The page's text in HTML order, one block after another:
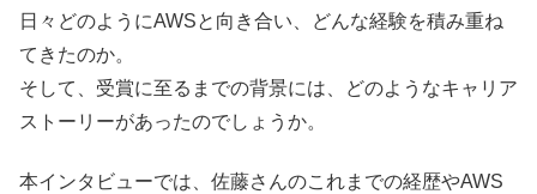
日々どのようにAWSと向き合い、どんな経験を積み重ね
てきたのか。
そして、受賞に至るまでの背景には、どのようなキャリア
ストーリーがあったのでしょうか。
本インタビューでは、佐藤さんのこれまでの経歴やAWS